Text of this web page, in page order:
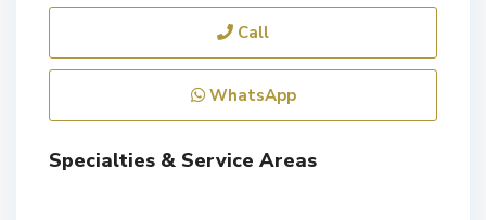
Call
WhatsApp
Specialties & Service Areas